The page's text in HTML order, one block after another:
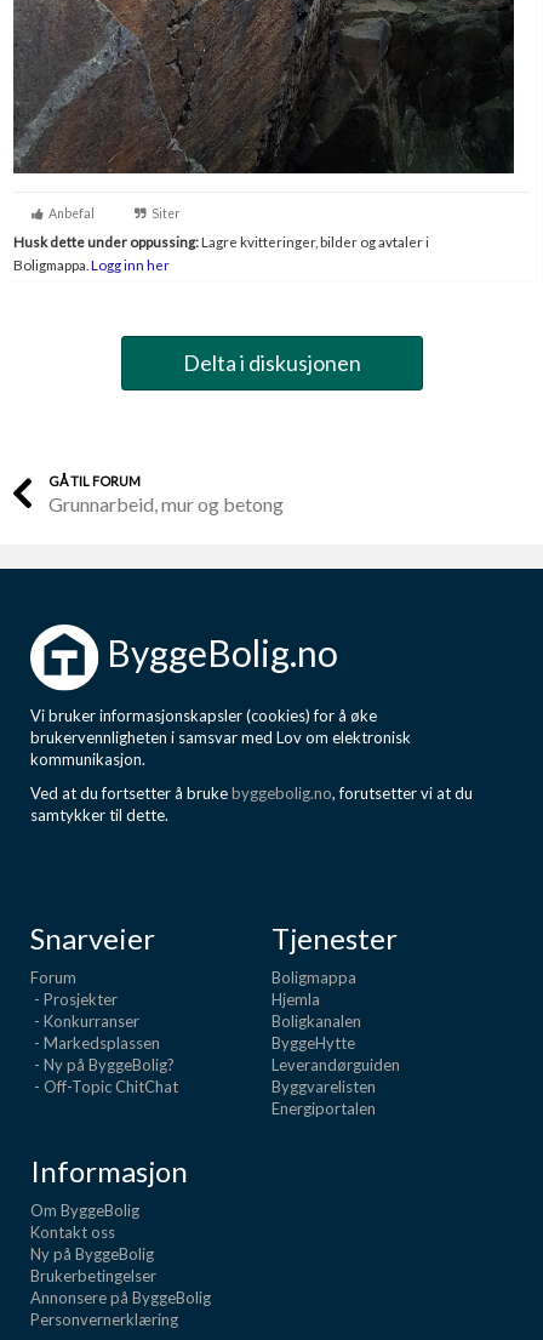
Anbefal Siter
Husk dette under oppussing:Lagre kvitteringer, bilder og avtaler i
Boligmappa. Logg inn her
Delta i diskusjonen
GÅ TIL FORUM
Grunnarbeid, mur og betong
ByggeBolig.no
Vi bruker informasjonskapsler (cookies) for å øke
brukervennligheten i samsvar med Lov om elektronisk
kommunikasjon.
Ved at du fortsetter å brukebyggebolig.no, forutsetter vi at du
samtykker til dette.
Snarveier
Forum
- Prosjekter
- Konkurranser
- Markedsplassen
- Ny på ByggeBolig?
- Off-Topic ChitChat
Tjenester
Boligmappa
Hjemla
Boligkanalen
ByggeHytte
Leverandørguiden
Byggvarelisten
Energiportalen
Informasjon
Om ByggeBolig
Kontakt oss
Ny på ByggeBolig
Brukerbetingelser
Annonsere på ByggeBolig
Personvernerklæring